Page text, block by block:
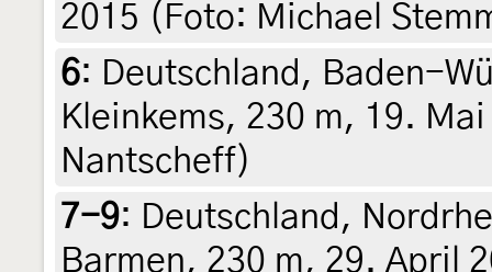
2015 (Foto: Michael
6: Deutschland, Baden-
Kleinkems, 230 m, 19.
Nantscheff)
7-9: Deutschland,
Barmen, 230 m, 29. April